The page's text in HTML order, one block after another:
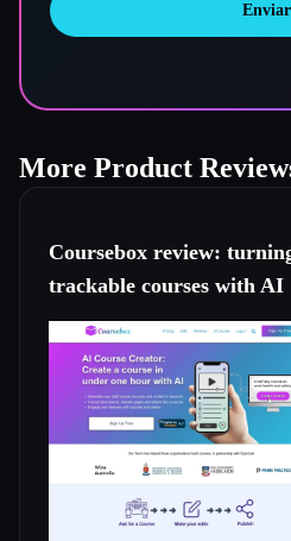
Enviar
More Product
Coursebox review:
trackable courses with AI